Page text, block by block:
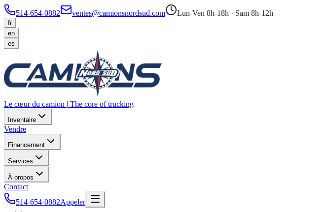
514-654-0882 ventes@camionsnordsud.com Lun-Ven 8h-18h · Sam 8h-12h
fr
en
es
Le cœur du camion | The core of trucking
Inventaire
Vendre
Financement
Services
À propos
Contact
514-654-0882Appeler